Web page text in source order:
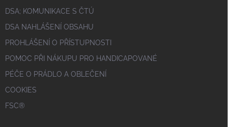
DSA; KOMUNIKACE S ČTÚ
DSA NAHLÁŠENÍ OBSAHU
PROHLÁŠENÍ O PŘÍSTUPNOSTI
POMOC PŘI NÁKUPU PRO HANDICAPOVANÉ
PÉČE O PRÁDLO A OBLEČENÍ
COOKIES
FSC®